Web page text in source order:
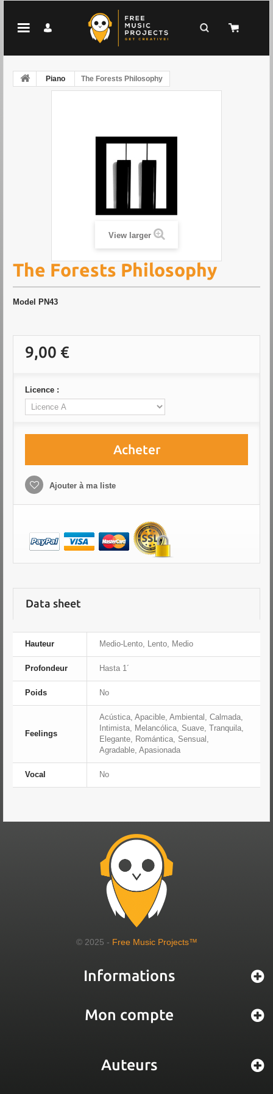
Piano The Forests Philosophy
View larger
The Forests Philosophy
Model PN43
9,00 €
Licence :
Acheter
Ajouter à ma liste
Data sheet
Hauteur Medio-Lento, Lento, Medio
Profondeur Hasta 1´
Poids No
Feelings
Acústica, Apacible, Ambiental, Calmada,
Intimista, Melancólica, Suave, Tranquila,
Elegante, Romántica, Sensual,
Agradable, Apasionada
Vocal No
© 2025 - Free Music Projects™
Informations
Mon compte
Auteurs